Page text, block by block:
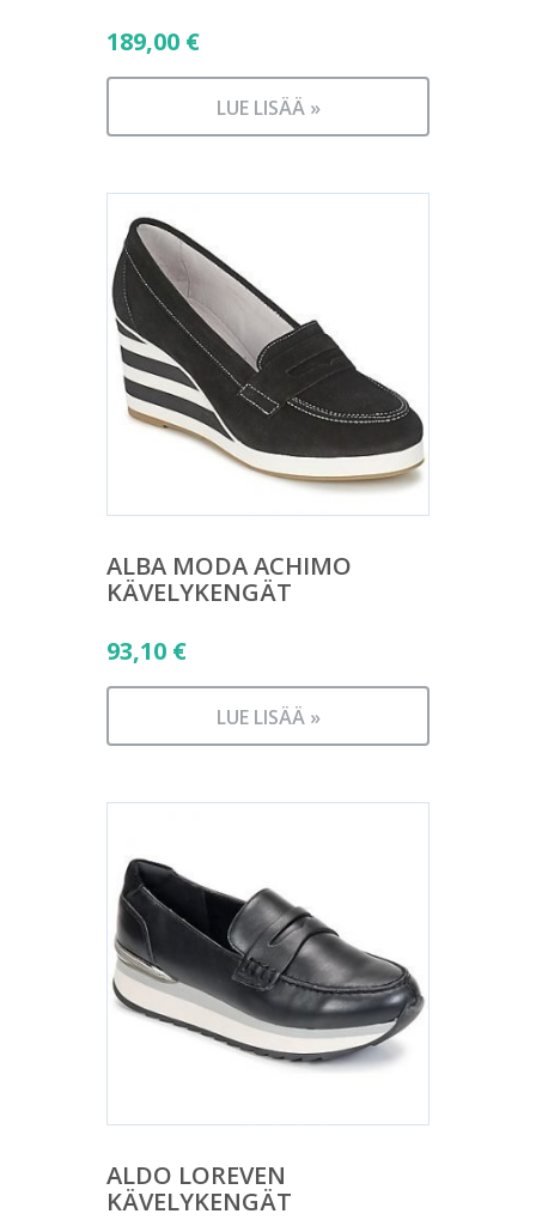
189,00 €
LUE LISÄÄ »
ALBA MODA ACHIMO
KÄVELYKENGÄT
93,10 €
LUE LISÄÄ »
ALDO LOREVEN
KÄVELYKENGÄT